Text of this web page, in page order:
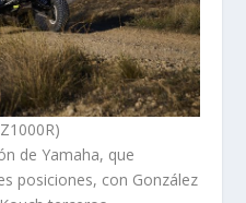
de Yamaha, que
posiciones, con González